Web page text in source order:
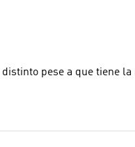
pese a que tiene